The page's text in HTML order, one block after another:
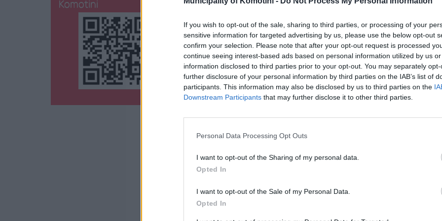
If you wish to opt-out of the sale, sharing to third parties, or processing of your
sensitive information for targeted advertising by us, please use the below opt-out
confirm your selection. Please note that after your opt-out request is processed
continue seeing interest-based ads based on personal information utilized by us
information disclosed to third parties prior to your opt-out. You may separately
further disclosure of your personal information by third parties on the IAB’s list of
participants. This information may also be disclosed by us to third parties on the
Downstream Participants that may further disclose it to other third parties.
Personal Data Processing Opt Outs
I want to opt-out of the Sharing of my personal data.
Opted In
I want to opt-out of the Sale of my Personal Data.
Opted In
1η Ομάδα Δημοτών «Δημότες με ετήσιο
εισόδημα έως 6.000,00 ευρώ»
2η Ομάδα Δημοτών «Οικογένειες με έστω και
ένα μέλος τους Άτομο με Ειδικές Ανάγκες με
ποσοστό μόνιμης αναπηρίας 67% και άνω και
ετήσιο εισόδημα εντός του αφορολογήτου ορίου
οριζομένου από τις αρμόδιες αρχές.»
3η
· Αίτηση Υπεύθυνη Δήλωση (έντυπο
Εσόδων ή το Κ.Ε.Π. του Δήμου
· Λογαριασμός της Δ.Ε.Η. στο όνομά
·
το
·
για
·
Komotini